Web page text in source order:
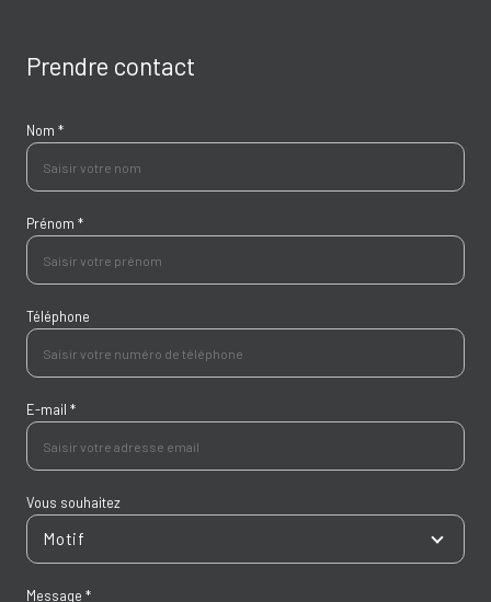
Prendre contact
Nom *
Prénom *
Téléphone
E-mail *
Vous souhaitez
Motif
Message *